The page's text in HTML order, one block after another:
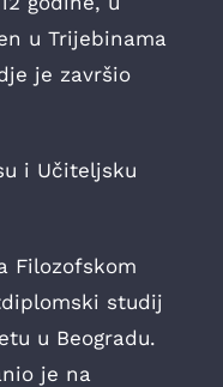
u Trijebinama
je završio
i Učiteljsku
Filozofskom
studij
u Beogradu.
je na